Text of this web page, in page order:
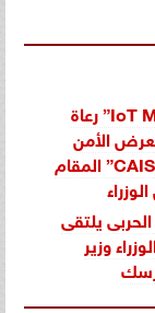
”ICT Misr” و”IoT Misr” رعاة
الأمن
السيبراني ”CAISEC”26” المقام
الحربى يلتقى
وزير